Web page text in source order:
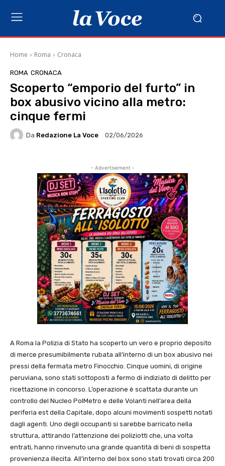
Home Roma Cronaca
ROMA CRONACA
Scoperto “emporio del furto” in
box abusivo vicino alla metro:
cinque fermi
Da Redazione La Voce 02/06/2026
- Advertisement -
A Roma la Polizia di Stato ha scoperto un vero e proprio deposito
di merce presumibilmente rubata all’interno di un box abusivo nei
pressi della fermata metro Finocchio. Cinque uomini, di origine
peruviana, sono stati sottoposti a fermo di indiziato di delitto per
ricettazione in concorso. L’operazione è scattata durante un
controllo del Nucleo PolMetro e delle Volanti nell’area della
periferia est della Capitale, dopo alcuni movimenti sospetti notati
dagli agenti. Uno degli occupanti si sarebbe barricato nella
struttura, attirando l’attenzione dei poliziotti che, una volta
entrati, hanno rinvenuto una grande quantità di beni di sospetta
provenienza illecita. All’interno del box sono stati trovati circa 200